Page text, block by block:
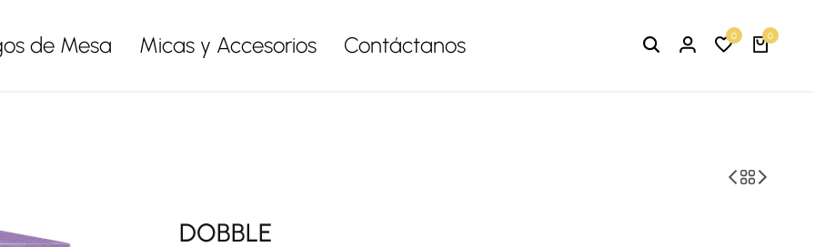
de Mesa Micas y Accesorios Contáctanos 0 0
DOBBLE